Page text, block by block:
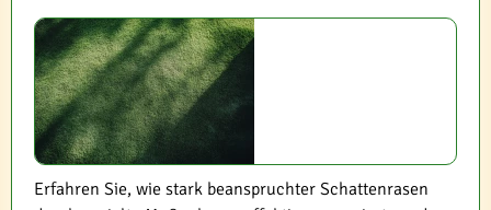
Erfahren Sie, wie stark beanspruchter Schattenrasen